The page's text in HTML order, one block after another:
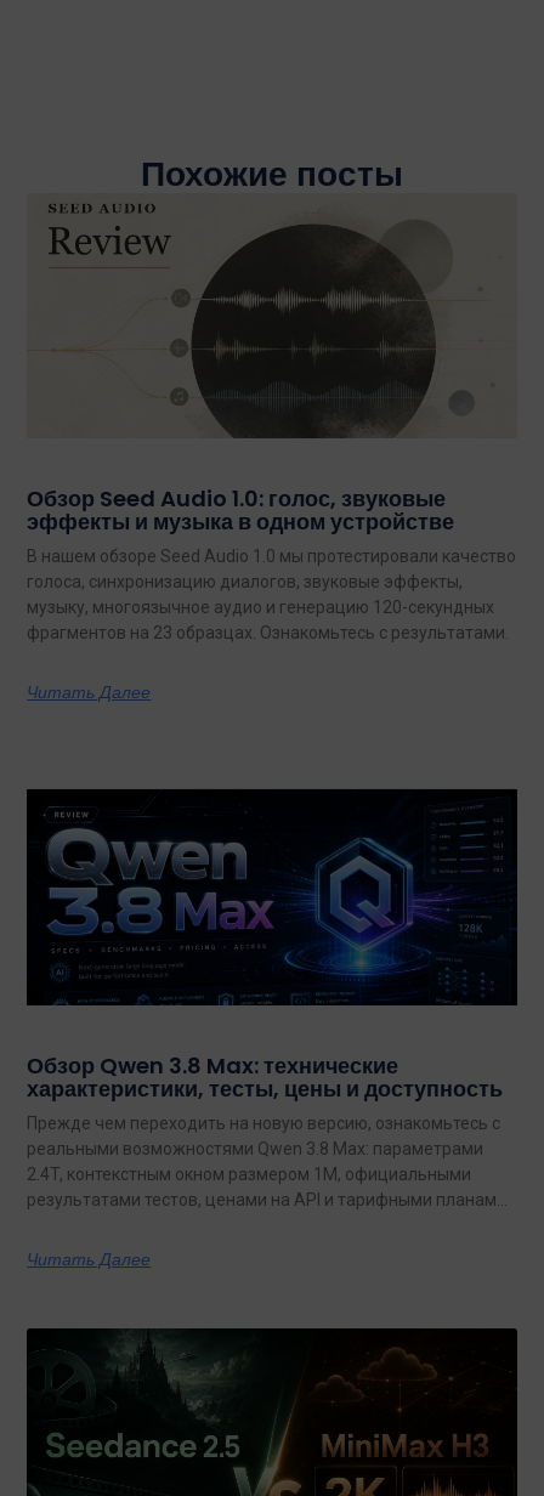
Похожие посты
Обзор Seed Audio 1.0: голос, звуковые
эффекты и музыка в одном устройстве
В нашем обзоре Seed Audio 1.0 мы протестировали качество
голоса, синхронизацию диалогов, звуковые эффекты,
музыку, многоязычное аудио и генерацию 120-секундных
фрагментов на 23 образцах. Ознакомьтесь с результатами.
Читать Далее
Обзор Qwen 3.8 Max: технические
характеристики, тесты, цены и доступность
Прежде чем переходить на новую версию, ознакомьтесь с
реальными возможностями Qwen 3.8 Max: параметрами
2.4T, контекстным окном размером 1M, официальными
результатами тестов, ценами на API и тарифными планами
Читать Далее